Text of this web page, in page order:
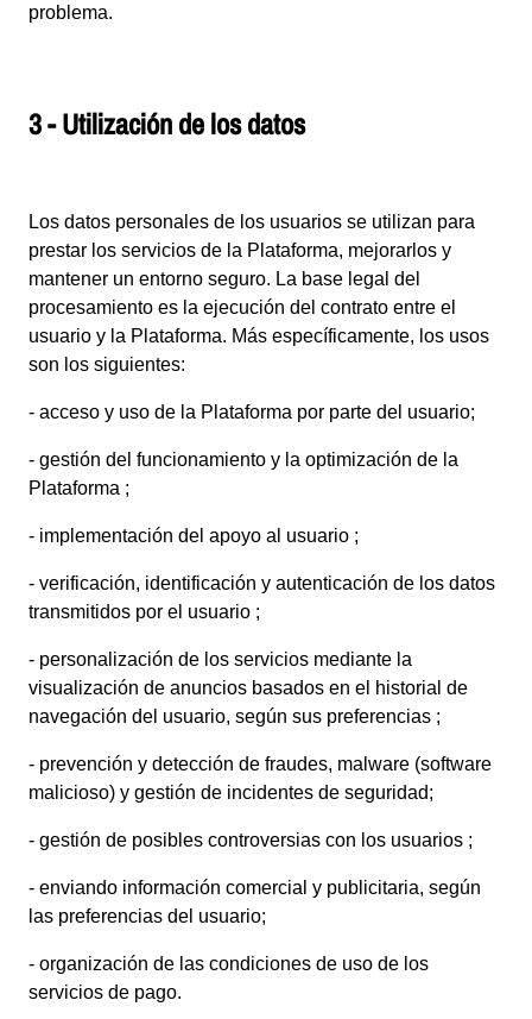
problema.
3 - Utilización de los datos
Los datos personales de los usuarios se utilizan para
prestar los servicios de la Plataforma, mejorarlos y
mantener un entorno seguro. La base legal del
procesamiento es la ejecución del contrato entre el
usuario y la Plataforma. Más específicamente, los usos
son los siguientes:
- acceso y uso de la Plataforma por parte del usuario;
- gestión del funcionamiento y la optimización de la
Plataforma ;
- implementación del apoyo al usuario ;
- verificación, identificación y autenticación de los datos
transmitidos por el usuario ;
- personalización de los servicios mediante la
visualización de anuncios basados en el historial de
navegación del usuario, según sus preferencias ;
- prevención y detección de fraudes, malware (software
malicioso) y gestión de incidentes de seguridad;
- gestión de posibles controversias con los usuarios ;
- enviando información comercial y publicitaria, según
las preferencias del usuario;
- organización de las condiciones de uso de los
servicios de pago.